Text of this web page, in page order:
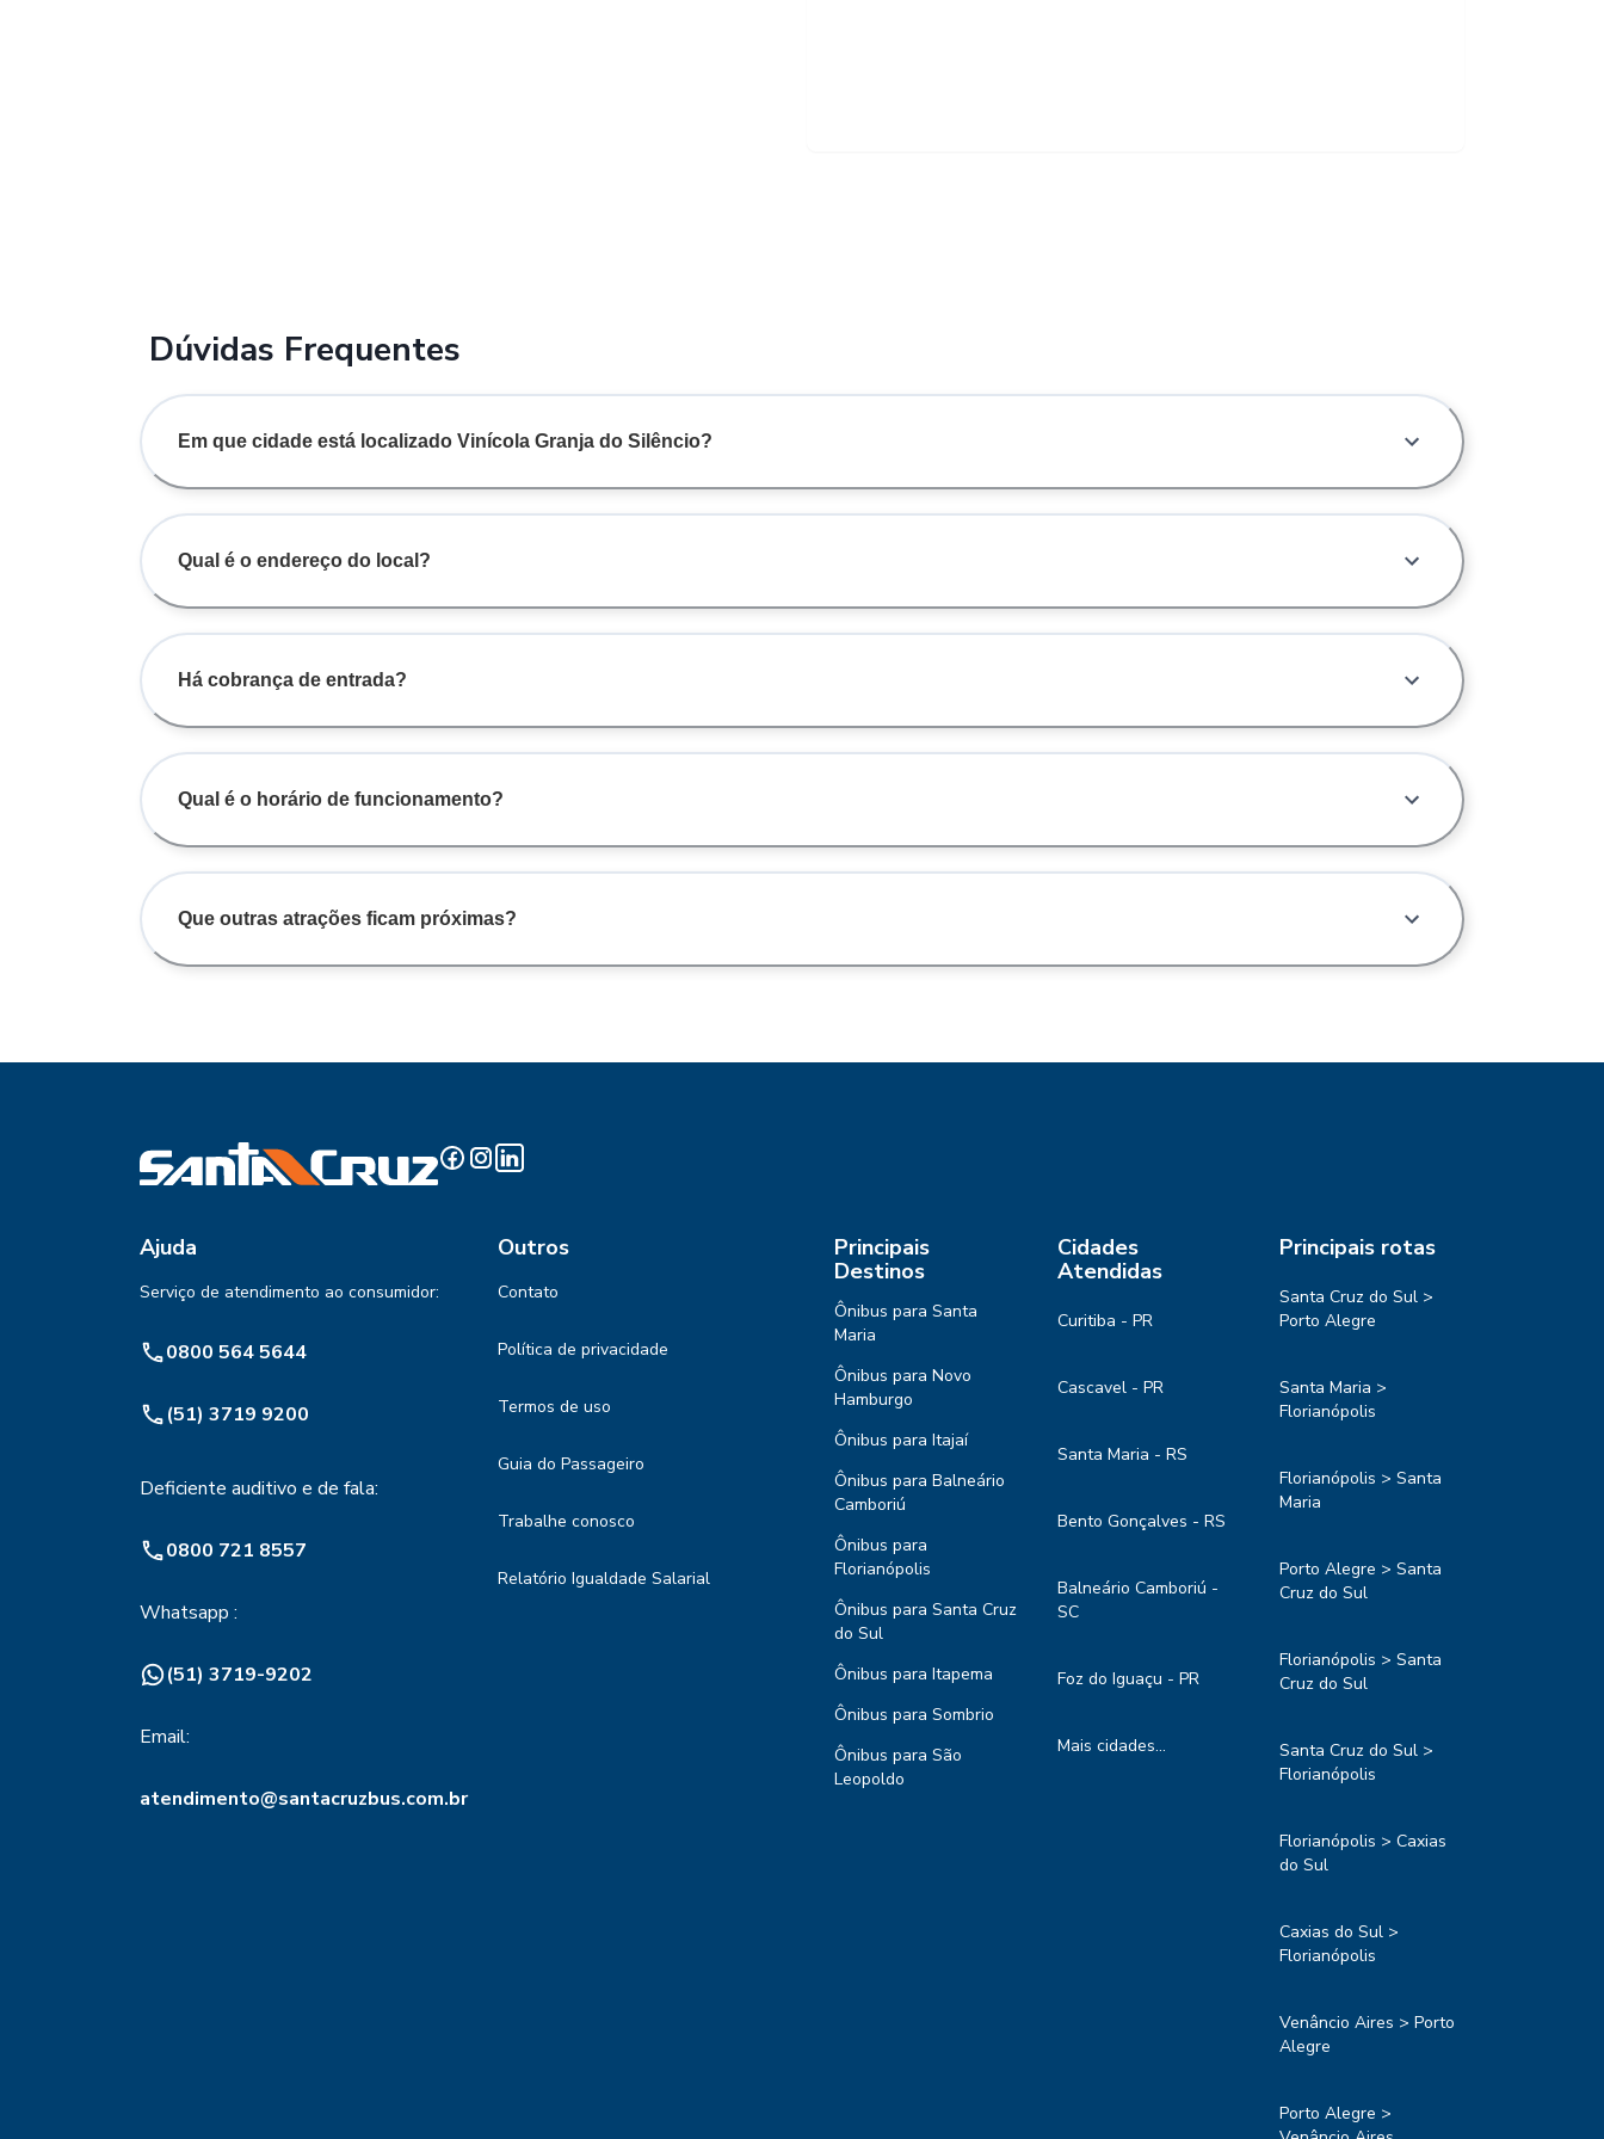
Dúvidas Frequentes
Em que cidade está localizado Vinícola Granja do Silêncio?
Qual é o endereço do local?
Há cobrança de entrada?
Qual é o horário de funcionamento?
Que outras atrações ficam próximas?
Ajuda
Serviço de atendimento ao consumidor:
0800 564 5644
(51) 3719 9200
Deficiente auditivo e de fala:
0800 721 8557
Whatsapp :
(51) 3719-9202
Email:
atendimento@santacruzbus.com.br
Outros
Contato
Política de privacidade
Termos de uso
Guia do Passageiro
Trabalhe conosco
Relatório Igualdade Salarial
Principais
Destinos
Ônibus para Santa
Maria
Ônibus para Novo
Hamburgo
Ônibus para Itajaí
Ônibus para Balneário
Camboriú
Ônibus para
Florianópolis
Ônibus para Santa Cruz
do Sul
Ônibus para Itapema
Ônibus para Sombrio
Ônibus para São
Leopoldo
Cidades
Atendidas
Curitiba - PR
Cascavel - PR
Santa Maria - RS
Bento Gonçalves - RS
Balneário Camboriú -
SC
Foz do Iguaçu - PR
Mais cidades...
Principais rotas
Santa Cruz do Sul >
Porto Alegre
Santa Maria >
Florianópolis
Florianópolis > Santa
Maria
Porto Alegre > Santa
Cruz do Sul
Florianópolis > Santa
Cruz do Sul
Santa Cruz do Sul >
Florianópolis
Florianópolis > Caxias
do Sul
Caxias do Sul >
Florianópolis
Venâncio Aires > Porto
Alegre
Porto Alegre >